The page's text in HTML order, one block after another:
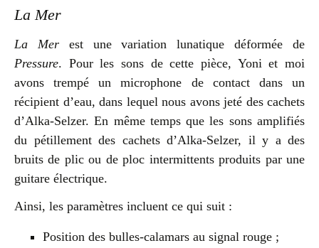
La Mer
La Merest une variation lunatique déformée de
Pressure. Pour les sons de cette pièce, Yoni et moi
avons trempé un microphone de contact dans un
récipient d’eau, dans lequel nous avons jeté des cachets
d’Alka-Selzer. En même temps que les sons amplifiés
du pétillement des cachets d’Alka-Selzer, il y a des
bruits de plic ou de ploc intermittents produits par une
guitare électrique.
Ainsi, les paramètres incluent ce qui suit :
Position des bulles-calamars au signal rouge ;